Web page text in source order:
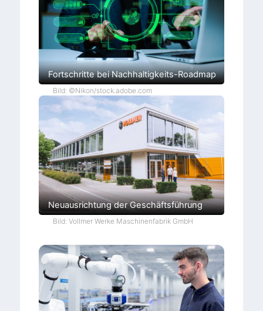
Fortschritte bei Nachhaltigkeits-Roadmap
Bild: ©Nikon/stock.adobe.com
Neuausrichtung der Geschäftsführung
Bild: Vollmer Werke Maschinenfabrik GmbH